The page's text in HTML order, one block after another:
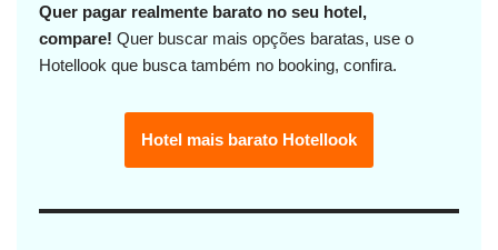
Quer pagar realmente barato no seu hotel,
compare! Quer buscar mais opções baratas, use o
Hotellook que busca também no booking, confira.
Hotel mais barato Hotellook